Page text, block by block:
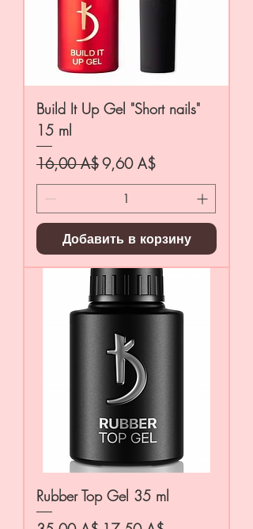
Build It Up Gel "Short nails"
15 ml
Обычная цена
16,00 A$Цена со скидкой
9,60 A$
Добавить в корзину
Rubber Top Gel 35 ml